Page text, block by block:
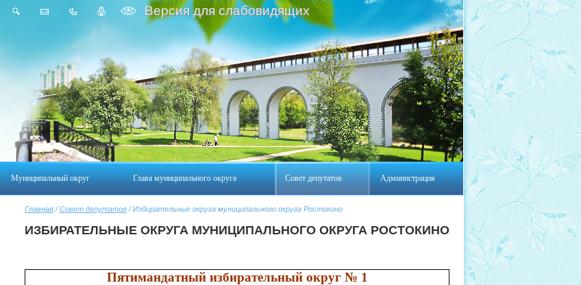
Муниципальный округ Глава муниципального округа Совет депутатов Администрация
Версия для слабовидящих
Главная /Совет депутатов / Избирательные округа муниципального округа Ростокино
ИЗБИРАТЕЛЬНЫЕ ОКРУГА МУНИЦИПАЛЬНОГО ОКРУГА РОСТОКИНО
Пятимандатный избирательный округ № 1